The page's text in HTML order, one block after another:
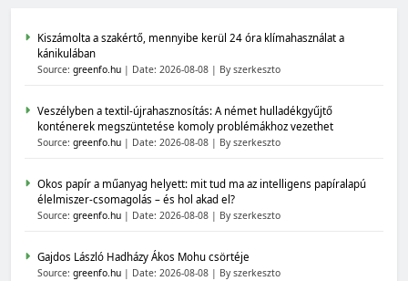
Kiszámolta a szakértő, mennyibe kerül 24 óra klímahasználat a
kánikulában
Source: greenfo.hu Date: 2026-08-08 By szerkeszto
Veszélyben a textil-újrahasznosítás: A német hulladékgyűjtő
konténerek megszüntetése komoly problémákhoz vezethet
Source: greenfo.hu Date: 2026-08-08 By szerkeszto
Okos papír a műanyag helyett: mit tud ma az intelligens papíralapú
élelmiszer-csomagolás – és hol akad el?
Source: greenfo.hu Date: 2026-08-08 By szerkeszto
Gajdos László Hadházy Ákos Mohu csörtéje
Source: greenfo.hu Date: 2026-08-08 By szerkeszto